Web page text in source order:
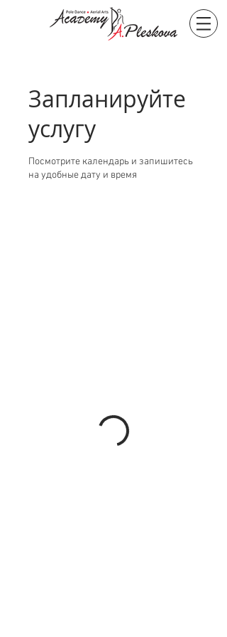
Запланируйте
услугу
Посмотрите календарь и запишитесь
на удобные дату и время